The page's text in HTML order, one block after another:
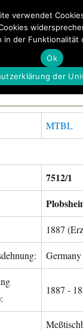
MTBL
7512/1
1887
Germany
1887 -
verwendet
in der Funktionalität
Ok
der